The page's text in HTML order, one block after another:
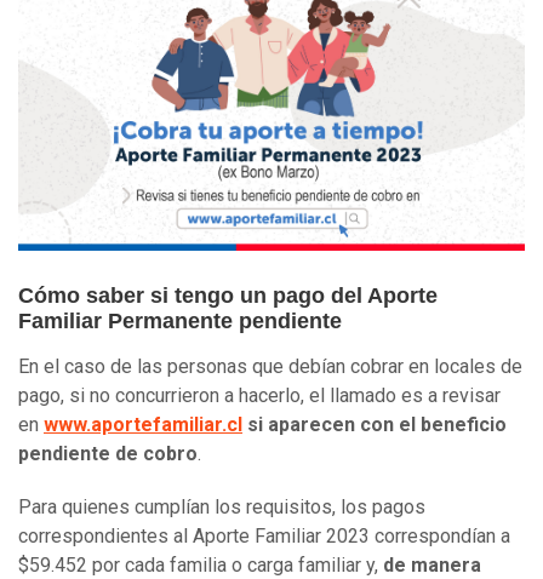
Cómo saber si tengo un pago del Aporte
Familiar Permanente pendiente
En el caso de las personas que debían cobrar en locales de
pago, si no concurrieron a hacerlo, el llamado es a revisar
en www.aportefamiliar.cl si aparecen con el beneficio
pendiente de cobro.
Para quienes cumplían los requisitos, los pagos
correspondientes al Aporte Familiar 2023 correspondían a
$59.452 por cada familia o carga familiar y, de manera